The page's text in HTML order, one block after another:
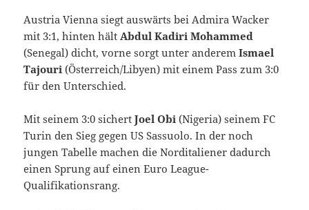
Austria Vienna siegt auswärts bei Admira Wacker
mit 3:1, hinten hält Abdul Kadiri Mohammed
(Senegal) dicht, vorne sorgt unter anderemIsmael
Tajouri (Österreich/Libyen) mit einem Pass zum 3:0
für den Unterschied.
Mit seinem 3:0 sichertJoel Obi (Nigeria) seinem FC
Turin den Sieg gegen US Sassuolo. In der noch
jungen Tabelle machen die Norditaliener dadurch
einen Sprung auf einen Euro League-
Qualifikationsrang.